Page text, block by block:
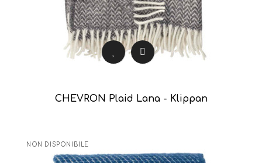
CHEVRON Plaid Lana - Klippan
NON DISPONIBILE